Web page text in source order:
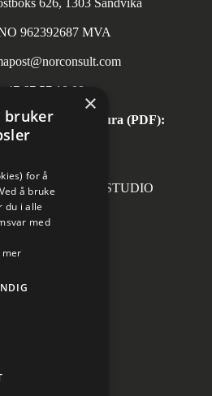
626, 1303 Sandvika
962392687 MVA
+47 67 57 10 00
inngående faktura (PDF):
HJORTSHOJ STUDIO
innstillinger
×
bruker
for å
å bruke
du i alle
med
mer